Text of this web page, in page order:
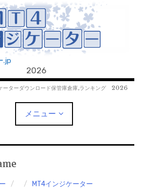
.jp
2026
ーターダウンロード保管庫倉庫,ランキング 2026
メニュー
MT4インジケーター